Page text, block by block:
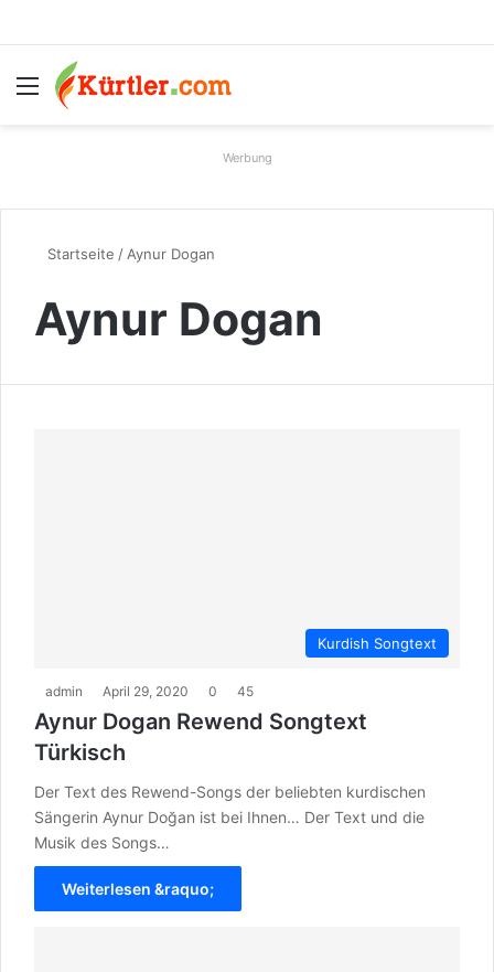
Menü
Werbung
Startseite / Aynur Dogan
Aynur Dogan
Kurdish Songtext
admin April 29, 2020 0 45
Aynur Dogan Rewend Songtext
Türkisch
Der Text des Rewend-Songs der beliebten kurdischen
Sängerin Aynur Doğan ist bei Ihnen… Der Text und die
Musik des Songs…
Weiterlesen &raquo;